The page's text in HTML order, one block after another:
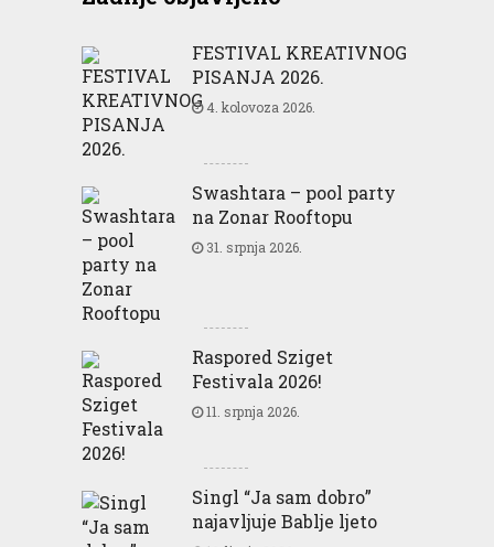
FESTIVAL KREATIVNOG
PISANJA 2026.
4. kolovoza 2026.
Swashtara – pool party
na Zonar Rooftopu
31. srpnja 2026.
Raspored Sziget
Festivala 2026!
11. srpnja 2026.
Singl “Ja sam dobro”
najavljuje Bablje ljeto